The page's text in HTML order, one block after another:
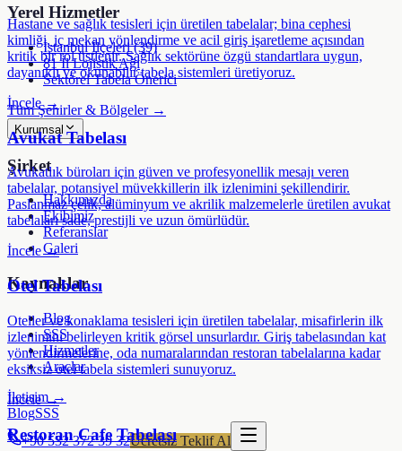
Yerel Hizmetler
İstanbul İlçeleri (39)
81 İl Lojistik Ağı
Sektörel Tabela Önerici
Tüm Şehirler & Bölgeler →
Kurumsal
Şirket
Hakkımızda
Ekibimiz
Referanslar
Galeri
Kaynaklar
Blog
SSS
Hizmetler
Araçlar
İletişim →
BlogSSS
+90 532 372 39 32Ücretsiz Teklif Al
Hastane ve sağlık tesisleri için üretilen tabelalar; bina cephesi
kimliği, iç mekan yönlendirme ve acil giriş işaretleme açısından
kritik bir rol üstlenir. Sağlık sektörüne özgü standartlara uygun,
dayanıklı ve okunabilir tabela sistemleri üretiyoruz.
İncele →
Avukat Tabelası
Avukatlık büroları için güven ve profesyonellik mesajı veren
tabelalar, potansiyel müvekkillerin ilk izlenimini şekillendirir.
Paslanmaz çelik, alüminyum ve akrilik malzemelerle üretilen avukat
tabelaları sade, prestijli ve uzun ömürlüdür.
İncele →
Otel Tabelası
Oteller ve konaklama tesisleri için üretilen tabelalar, misafirlerin ilk
izlenimini belirleyen kritik görsel unsurlardır. Giriş tabelasından kat
yönlendirmelerine, oda numaralarından restoran tabelalarına kadar
eksiksiz otel tabela sistemleri sunuyoruz.
İncele →
Restoran Cafe Tabelası